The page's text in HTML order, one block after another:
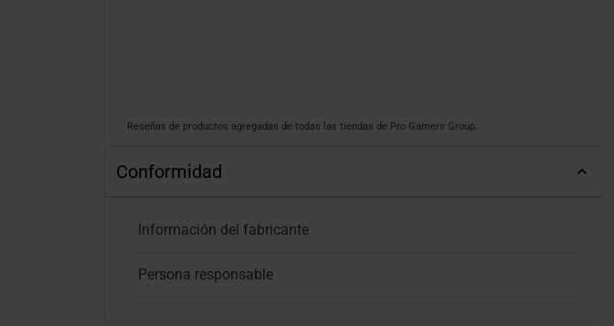
Reseñas de productos agregadas de todas las tiendas de Pro Gamers Group.
Conformidad
Información del fabricante
Persona responsable